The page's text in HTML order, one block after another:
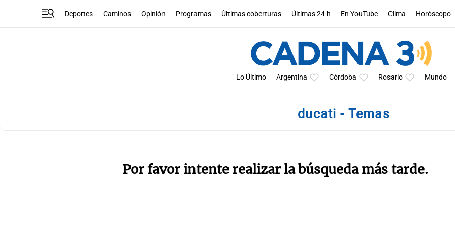
Deportes Caminos Opinión Programas Últimas coberturas Últimas 24 h En YouTube Clima Horóscopo
Lo Último Argentina Córdoba Rosario Mundo
ducati - Temas
Por favor intente realizar la búsqueda más tarde.